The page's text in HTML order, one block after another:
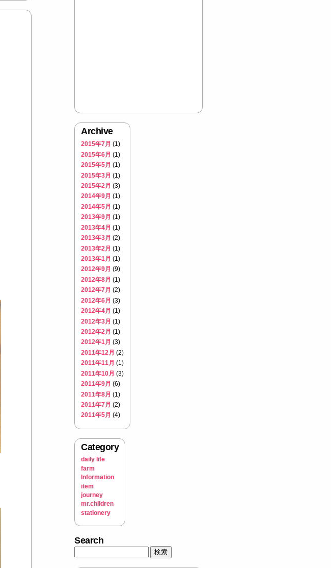
Archive
2015年7月 (1)
2015年6月 (1)
2015年5月 (1)
2015年3月 (1)
2015年2月 (3)
2014年9月 (1)
2014年5月 (1)
2013年9月 (1)
2013年4月 (1)
2013年3月 (2)
2013年2月 (1)
2013年1月 (1)
2012年9月 (9)
2012年8月 (1)
2012年7月 (2)
2012年6月 (3)
2012年4月 (1)
2012年3月 (1)
2012年2月 (1)
2012年1月 (3)
2011年12月 (2)
2011年11月 (1)
2011年10月 (3)
2011年9月 (6)
2011年8月 (1)
2011年7月 (2)
2011年5月 (4)
Category
daily life
farm
Information
item
journey
mr.children
stationery
Search